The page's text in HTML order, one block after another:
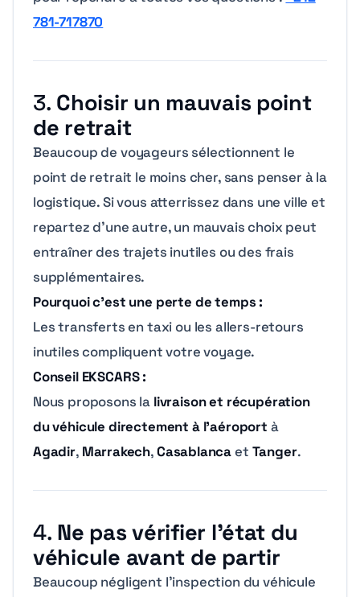
781-717870
3. Choisir un mauvais point
de retrait
Beaucoup de voyageurs sélectionnent le
point de retrait le moins cher, sans penser à la
logistique. Si vous atterrissez dans une ville et
repartez d’une autre, un mauvais choix peut
entraîner des trajets inutiles ou des frais
supplémentaires.
Pourquoi c’est une perte de temps :
Les transferts en taxi ou les allers-retours
inutiles compliquent votre voyage.
Conseil EKSCARS :
Nous proposons la livraison et récupération
du véhicule directement à l’aéroport à
Agadir, Marrakech,Casablanca et Tanger.
4. Ne pas vérifier l’état du
véhicule avant de partir
Beaucoup négligent l’inspection du véhicule